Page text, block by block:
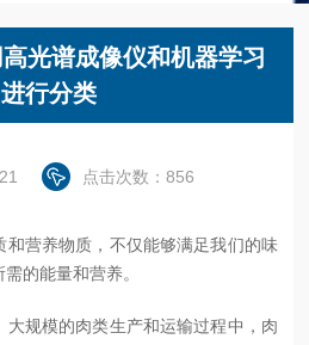
光谱成像仪和机器学习
行分类
点击次数：856
和营养物质，不仅能够满足我们的味
的能量和营养。
大规模的肉类生产和运输过程中，肉